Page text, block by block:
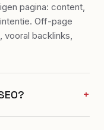
pagina: content,
Off-page
vooral backlinks,
+